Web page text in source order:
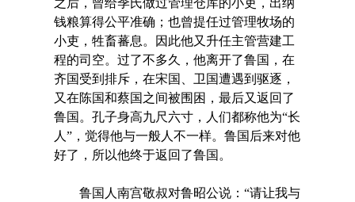
钱粮算得公平准确；也曾提任过管理牧场的
小吏，牲畜蕃息。因此他又升任主管营建工
程的司空。过了不多久，他离开了鲁国，在
齐国受到排斥，在宋国、卫国遭遇到驱逐，
又在陈国和蔡国之间被围困，最后又返回了
鲁国。孔子身高九尺六寸，人们都称他为“长
人”，觉得他与一般人不一样。鲁国后来对他
好了，所以他终于返回了鲁国。
鲁国人南宫敬叔对鲁昭公说：“请让我与